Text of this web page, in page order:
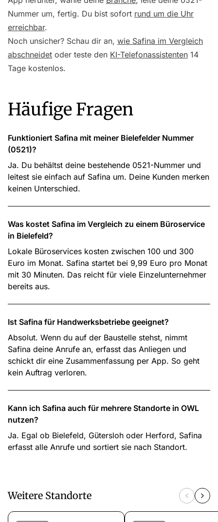
Nummer um, fertig. Du bist sofort rund um die Uhr
erreichbar.
Noch unsicher? Schau dir an, wie Safina im Vergleich
abschneidet oder teste den KI-Telefonassistenten 14
Tage kostenlos.
Häufige Fragen
Funktioniert Safina mit meiner Bielefelder Nummer
(0521)?
Ja. Du behältst deine bestehende 0521-Nummer und
leitest sie einfach auf Safina um. Deine Kunden merken
keinen Unterschied.
Was kostet Safina im Vergleich zu einem Büroservice
in Bielefeld?
Lokale Büroservices kosten zwischen 100 und 300
Euro im Monat. Safina startet bei 9,99 Euro pro Monat
mit 30 Minuten. Das reicht für viele Einzelunternehmer
bereits aus.
Ist Safina für Handwerksbetriebe geeignet?
Absolut. Wenn du auf der Baustelle stehst, nimmt
Safina deine Anrufe an, erfasst das Anliegen und
schickt dir eine Zusammenfassung per App. So geht
kein Auftrag verloren.
Kann ich Safina auch für mehrere Standorte in OWL
nutzen?
Ja. Egal ob Bielefeld, Gütersloh oder Herford, Safina
erfasst alle Anrufe und sortiert sie nach Standort.
Weitere Standorte